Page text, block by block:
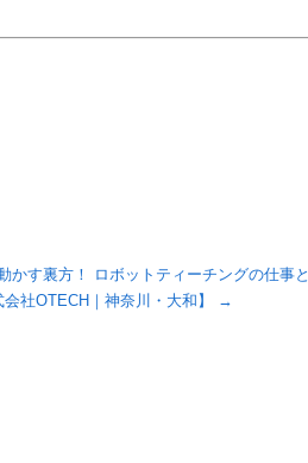
かす裏方！ ロボットティーチングの仕事と
会社OTECH｜神奈川・大和】
→